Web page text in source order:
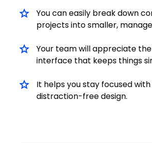
You can easily break down
projects into smaller,
Your team will appreciate
interface that keeps things
It helps you stay focused with
distraction-free design.